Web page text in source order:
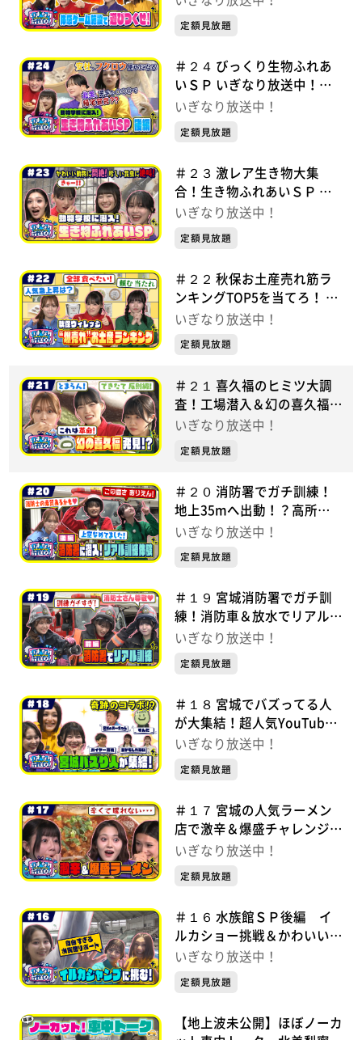
定額見放題
＃２４ びっくり生物ふれあ
いＳＰ いぎなり放送中！
【未公開シーンあり】
いぎなり放送中！
定額見放題
＃２３ 激レア生き物大集
合！生き物ふれあいＳＰ い
ぎなり放送中！【未公開シー
いぎなり放送中！
定額見放題
＃２２ 秋保お土産売れ筋ラ
ンキングTOP5を当てろ！ い
ぎなり放送中！【未公開シー
いぎなり放送中！
定額見放題
＃２１ 喜久福のヒミツ大調
査！工場潜入＆幻の喜久福が
奇跡の復活！？ いぎなり放
いぎなり放送中！
定額見放題
＃２０ 消防署でガチ訓練！
地上35mへ出動！？高所救
助＆消防士スゴ技連発 いぎ
いぎなり放送中！
定額見放題
＃１９ 宮城消防署でガチ訓
練！消防車＆放水でリアル体
験！？ いぎなり放送中！
いぎなり放送中！
定額見放題
＃１８ 宮城でバズってる人
が大集結！超人気YouTuber
＆国民的スター！？ いぎな
いぎなり放送中！
定額見放題
＃１７ 宮城の人気ラーメン
店で激辛＆爆盛チャレンジ！
いぎなり放送中！【未公開シ
いぎなり放送中！
定額見放題
＃１６ 水族館ＳＰ後編 イ
ルカショー挑戦＆かわいい連
発！ いぎなり放送中！【未
いぎなり放送中！
定額見放題
【地上波未公開】ほぼノーカ